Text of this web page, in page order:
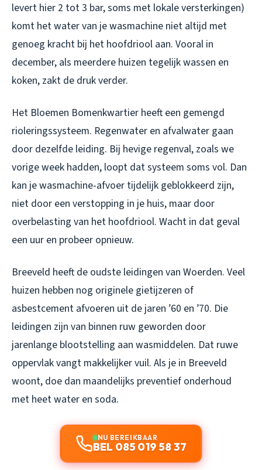
levert hier 2 tot 3 bar, soms met lokale versterkingen)
komt het water van je wasmachine niet altijd met
genoeg kracht bij het hoofdriool aan. Vooral in
december, als meerdere huizen tegelijk wassen en
koken, zakt de druk verder.
Het Bloemen Bomenkwartier heeft een gemengd
rioleringssysteem. Regenwater en afvalwater gaan
door dezelfde leiding. Bij hevige regenval, zoals we
vorige week hadden, loopt dat systeem soms vol. Dan
kan je wasmachine-afvoer tijdelijk geblokkeerd zijn,
niet door een verstopping in je huis, maar door
overbelasting van het hoofdriool. Wacht in dat geval
een uur en probeer opnieuw.
Breeveld heeft de oudste leidingen van Woerden. Veel
huizen hebben nog originele gietijzeren of
asbestcement afvoeren uit de jaren ’60 en ’70. Die
leidingen zijn van binnen ruw geworden door
jarenlange blootstelling aan wasmiddelen. Dat ruwe
oppervlak vangt makkelijker vuil. Als je in Breeveld
woont, doe dan maandelijks preventief onderhoud
met heet water en soda.
NU BEREIKBAAR
BEL 085 019 58 37